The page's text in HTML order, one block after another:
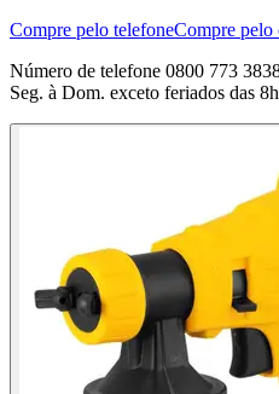
Compre pelo telefoneCompre pelo
Número de telefone 0800 773
Seg. à Dom. exceto feriados das